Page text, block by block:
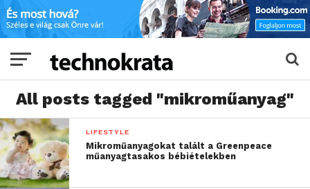
All posts tagged "mikroműanyag"
LIFESTYLE
Mikroműanyagokat talált a Greenpeace
műanyagtasakos bébiételekben